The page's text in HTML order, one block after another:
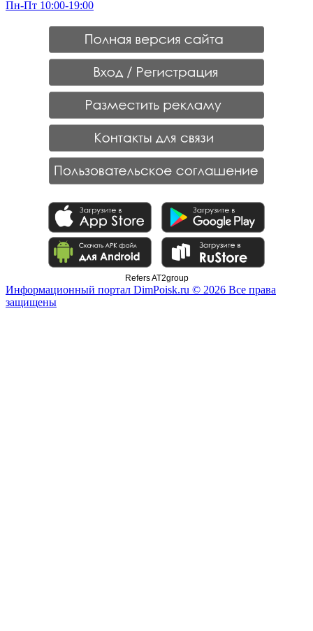
Пн-Пт 10:00-19:00
Refers AT2group
Информационный портал DimPoisk.ru © 2026 Все права
защищены